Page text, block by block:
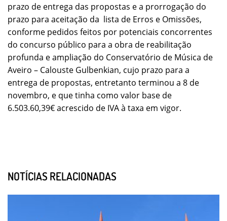
prazo de entrega das propostas e a prorrogação do
prazo para aceitação da lista de Erros e Omissões,
conforme pedidos feitos por potenciais concorrentes
do concurso público para a obra de reabilitação
profunda e ampliação do Conservatório de Música de
Aveiro – Calouste Gulbenkian, cujo prazo para a
entrega de propostas, entretanto terminou a 8 de
novembro, e que tinha como valor base de
6.503.60,39€ acrescido de IVA à taxa em vigor.
NOTÍCIAS RELACIONADAS